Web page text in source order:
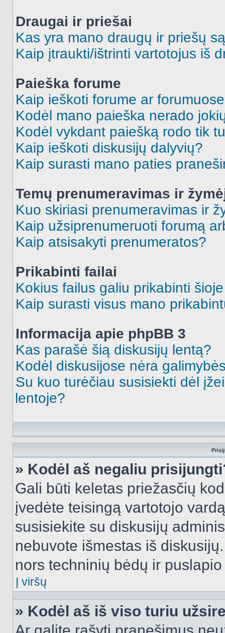
Draugai ir priešai
Kas yra mano draugų ir priešų
Kaip įtraukti/ištrinti vartotojus iš
Paieška forume
Kaip ieškoti forume ar
Kodėl mano paieška nerado
Kodėl vykdant paiešką rodo tik
Kaip ieškoti diskusijų dalyvių?
Kaip surasti mano paties
Temų prenumeravimas ir
Kuo skiriasi prenumeravimas ir
Kaip užsiprenumeruoti forumą
Kaip atsisakyti prenumeratos?
Prikabinti failai
Kokius failus galiu prikabinti
Kaip surasti visus mano
Informacija apie phpBB 3
Kas parašė šią diskusijų lentą?
Kodėl diskusijose nėra
Su kuo turėčiau susisiekti dėl
lentoje?
» Kodėl aš negaliu
Gali būti keletas priežasčių
įvedėte teisingą vartotojo
susisiekite su diskusijų
nebuvote išmestas iš
nors techninių bėdų ir
Į viršų
» Kodėl aš iš viso turiu